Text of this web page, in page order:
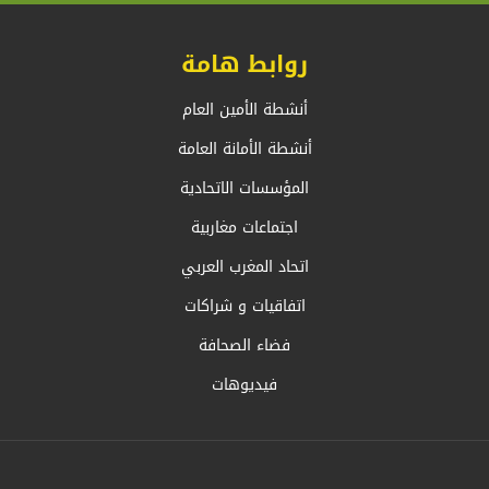
روابط هامة
أنشطة الأمين العام
أنشطة الأمانة العامة
المؤسسات الاتحادية
اجتماعات مغاربية
اتحاد المغرب العربي
اتفاقيات و شراكات
فضاء الصحافة
فيديوهات